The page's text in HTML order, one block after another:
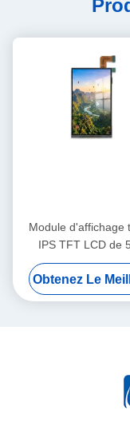
Module d'affichage
IPS TFT LCD de
pouces 720x1440
les systèmes de
d'accès